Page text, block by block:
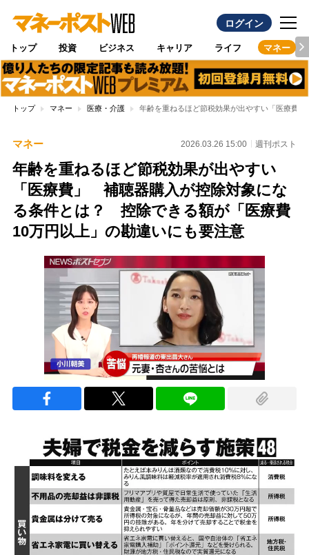
ログイン
トップ 投資 ビジネス キャリア ライフ マネー
トップ マネー 医療・介護 年齢を重ねるほど節税効果が出やすい「医療費
マネー 2026.03.26 15:00 週刊ポスト
年齢を重ねるほど節税効果が出やすい
「医療費」 補聴器購入が控除対象にな
る条件とは？ 控除できる額が「医療費
10万円以上」の勘違いにも要注意